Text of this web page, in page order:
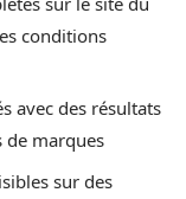
conditions
avec des résultats
de marques
sur des